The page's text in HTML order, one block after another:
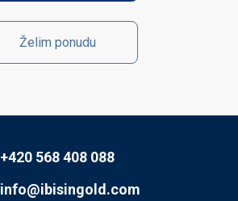
Želim ponudu
+420 568 408 088
info@ibisingold.com